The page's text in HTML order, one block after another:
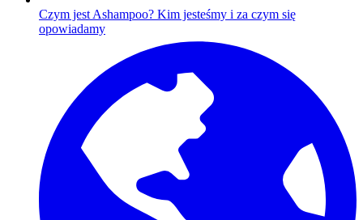
Czym jest Ashampoo? Kim jesteśmy i za czym się
opowiadamy